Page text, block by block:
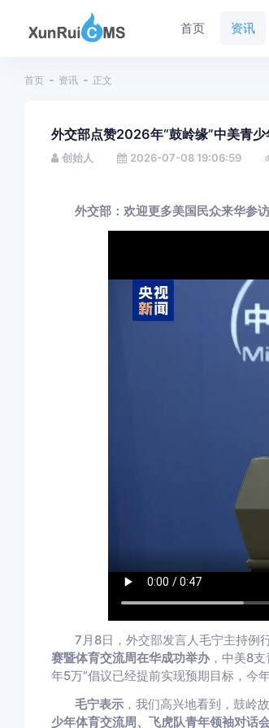
首页 资讯
首页 资讯 正文
外交部点赞2026年“鼓岭缘”中美青
创始人 2026-07-08 19:06:59
外交部：欢迎更多美国民众来华参
7月8日，外交部发言人毛宁主持例
赛暨体育交流周在华成功举办，中美8支
年5万”倡议已经提前实现预期目标，今
毛宁表示 ，我们高兴地看到，鼓岭
少年体育交流周、飞虎队青年领袖对话